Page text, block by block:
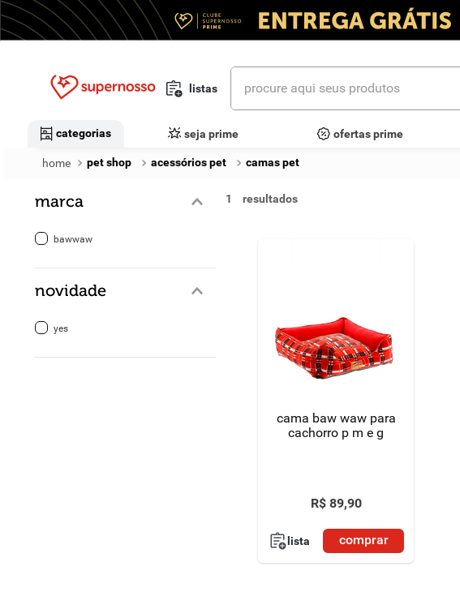
listas
procure aqui seus produtos
categorias seja prime ofertas prime
pet shop acessórios pet camas pet
marca
bawwaw
novidade
yes
1
cama baw waw para
cachorro p m e g
R$ 89,90
lista comprar
termos mais buscados
vinhos
biscoito
macarrão